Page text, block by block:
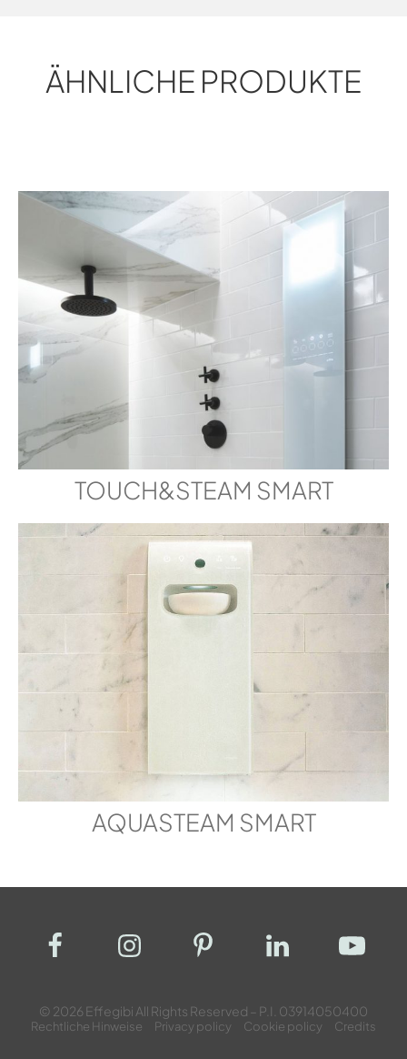
ÄHNLICHE PRODUKTE
TOUCH&STEAM SMART
AQUASTEAM SMART
© 2026 Effegibi All Rights Reserved – P.I. 03914050400
Rechtliche Hinweise Privacy policy Cookie policy Credits